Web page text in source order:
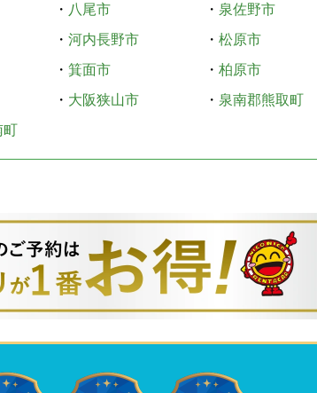
・ 八尾市 ・ 泉佐野市
・ 河内長野市 ・ 松原市
・ 箕面市 ・ 柏原市
・ 大阪狭山市 ・ 泉南郡熊取町
町